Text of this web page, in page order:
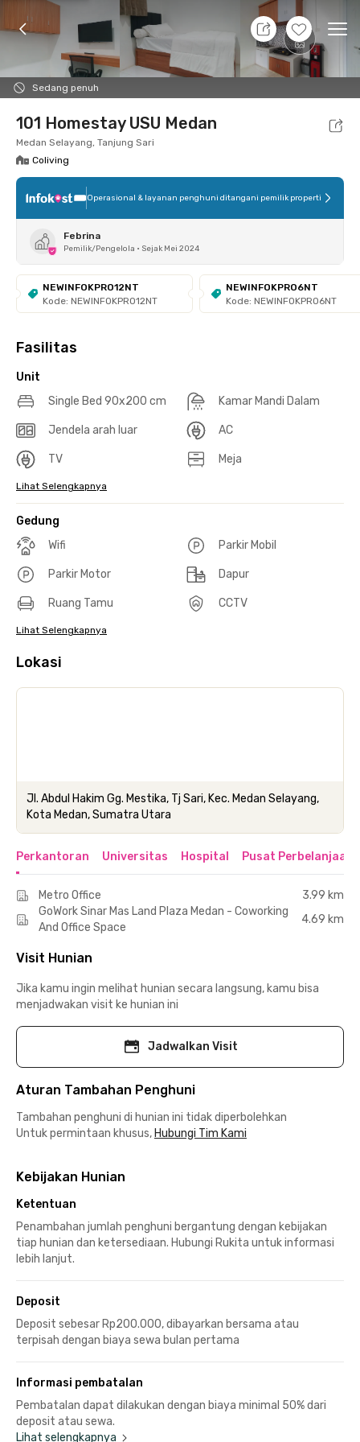
+10
Sedang penuh
9 Agt 26 - Belum tahu
Foto Fasilitas bersama Lokasi Aturan
101 Homestay USU Medan
Medan Selayang, Tanjung Sari
Coliving
Operasional & layanan penghuni ditangani pemilik properti
Febrina
Pemilik/Pengelola • Sejak Mei 2024
NEWINFOKPRO12NT
Kode: NEWINFOKPRO12NT
NEWINFOKPRO6NT
Kode: NEWINFOKPRO6NT
Fasilitas
Unit
Single Bed 90x200 cm
Kamar Mandi Dalam
Jendela arah luar AC
TV Meja
Lihat Selengkapnya
Gedung
Wifi
Parkir Mobil
Parkir Motor Dapur
Ruang Tamu CCTV
Lihat Selengkapnya
Lokasi
Jl. Abdul Hakim Gg. Mestika, Tj Sari, Kec. Medan Selayang,
Kota Medan, Sumatra Utara
Perkantoran Universitas Hospital Pusat Perbelanjaan
Metro Office
3.99 km
GoWork Sinar Mas Land Plaza Medan - Coworking
And Office Space
4.69 km
Visit Hunian
Jika kamu ingin melihat hunian secara langsung, kamu bisa
menjadwakan visit ke hunian ini
Jadwalkan Visit
Aturan Tambahan Penghuni
Tambahan penghuni di hunian ini tidak diperbolehkan
Untuk permintaan khusus, Hubungi Tim Kami
Kebijakan Hunian
Ketentuan
Penambahan jumlah penghuni bergantung dengan kebijakan
tiap hunian dan ketersediaan. Hubungi Rukita untuk informasi
lebih lanjut.
Deposit
Deposit sebesar Rp200.000, dibayarkan bersama atau
terpisah dengan biaya sewa bulan pertama
Informasi pembatalan
Pembatalan dapat dilakukan dengan biaya minimal 50% dari
deposit atau sewa.
Lihat selengkapnya